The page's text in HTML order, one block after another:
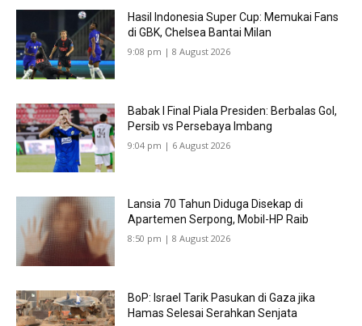
Hasil Indonesia Super Cup: Memukai Fans
di GBK, Chelsea Bantai Milan
9:08 pm | 8 August 2026
Babak I Final Piala Presiden: Berbalas Gol,
Persib vs Persebaya Imbang
9:04 pm | 6 August 2026
Lansia 70 Tahun Diduga Disekap di
Apartemen Serpong, Mobil-HP Raib
8:50 pm | 8 August 2026
BoP: Israel Tarik Pasukan di Gaza jika
Hamas Selesai Serahkan Senjata